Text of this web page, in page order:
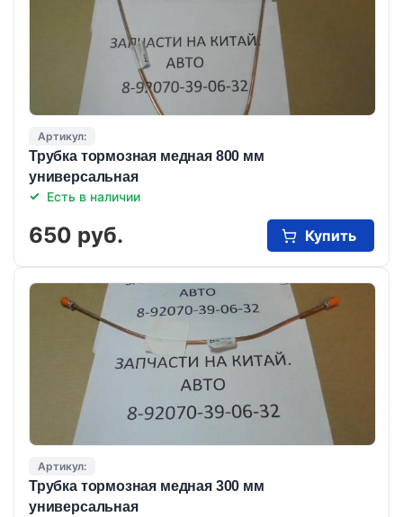
Артикул:
Трубка тормозная медная 800 мм
универсальная
Есть в наличии
650 руб. Купить
Артикул:
Трубка тормозная медная 300 мм
универсальная